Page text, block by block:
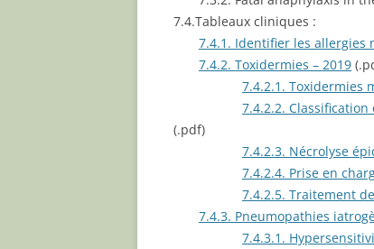
7.4.Tableaux cliniques :
7.4.1. Identifier les allergies
7.4.2. Toxidermies – 2019
7.4.2.1. Toxidermies
7.4.2.2.
(.pdf)
7.4.2.3. Nécrolyse
7.4.2.4. Prise en
7.4.2.5. Traitement
7.4.3. Pneumopathies
7.4.3.1.